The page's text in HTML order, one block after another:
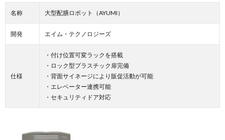
名称 大型配膳ロボット（AYUMI）
開発 エイム・テクノロジーズ
仕様
・付け位置可変ラックを搭載
・ロック型プラスチック扉完備
・背面サイネージにより販促活動が可能
・エレベーター連携可能
・セキュリティドア対応